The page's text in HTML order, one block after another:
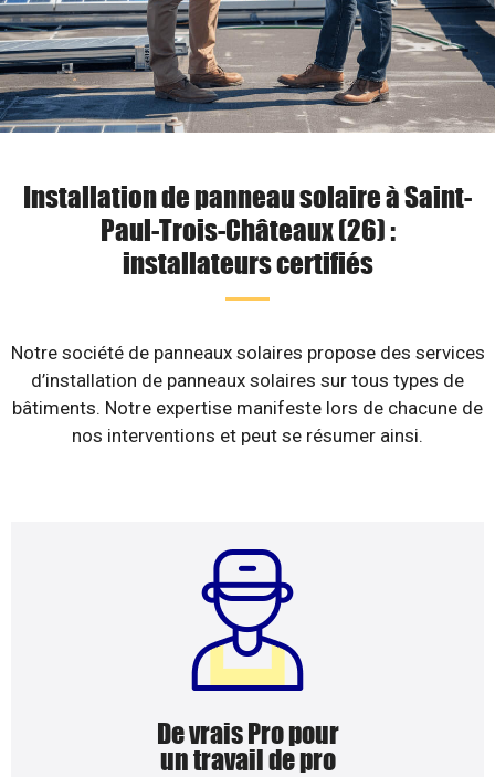
Installation de panneau solaire à Saint-
Paul-Trois-Châteaux (26) :
installateurs certifiés
Notre société de panneaux solaires propose des services
d’installation de panneaux solaires sur tous types de
bâtiments. Notre expertise manifeste lors de chacune de
nos interventions et peut se résumer ainsi.
De vrais Pro pour
un travail de pro